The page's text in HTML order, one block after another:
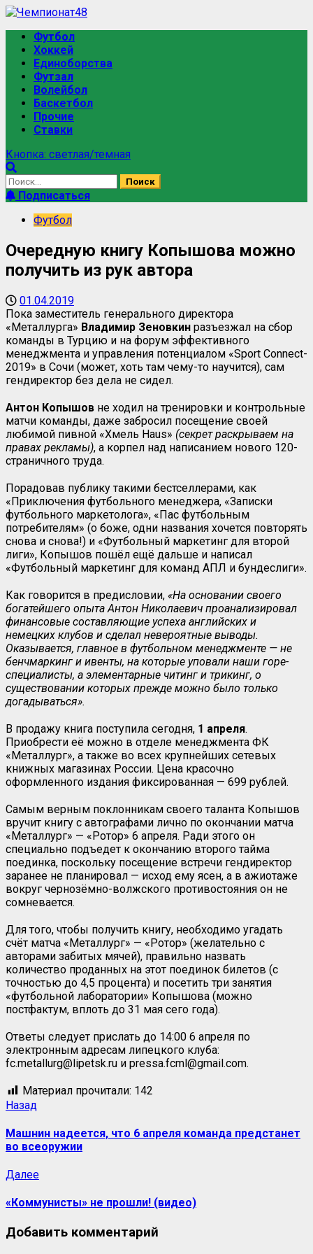
Футбол
Хоккей
Единоборства
Футзал
Волейбол
Баскетбол
Прочие
Ставки
Кнопка: светлая/темная
Подписаться
Футбол
Очередную книгу Копышова можно
получить из рук автора
01.04.2019
Пока заместитель генерального директора
«Металлурга» Владимир Зеновкин разъезжал на сбор
команды в Турцию и на форум эффективного
менеджмента и управления потенциалом «Sport Connect-
2019» в Сочи (может, хоть там чему-то научится), сам
гендиректор без дела не сидел.
Антон Копышов не ходил на тренировки и контрольные
матчи команды, даже забросил посещение своей
любимой пивной «Хмель Haus» (секрет раскрываем на
правах рекламы), а корпел над написанием нового 120-
страничного труда.
Порадовав публику такими бестселлерами, как
«Приключения футбольного менеджера, «Записки
футбольного маркетолога», «Пас футбольным
потребителям» (о боже, одни названия хочется повторять
снова и снова!) и «Футбольный маркетинг для второй
лиги», Копышов пошёл ещё дальше и написал
«Футбольный маркетинг для команд АПЛ и бундеслиги».
Как говорится в предисловии, «На основании своего
богатейшего опыта Антон Николаевич проанализировал
финансовые составляющие успеха английских и
немецких клубов и сделал невероятные выводы.
Оказывается, главное в футбольном менеджменте — не
бенчмаркинг и ивенты, на которые уповали наши горе-
специалисты, а элементарные читинг и трикинг, о
существовании которых прежде можно было только
догадываться».
В продажу книга поступила сегодня, 1 апреля.
Приобрести её можно в отделе менеджмента ФК
«Металлург», а также во всех крупнейших сетевых
книжных магазинах России. Цена красочно
оформленного издания фиксированная — 699 рублей.
Самым верным поклонникам своего таланта Копышов
вручит книгу с автографами лично по окончании матча
«Металлург» — «Ротор» 6 апреля. Ради этого он
специально подъедет к окончанию второго тайма
поединка, поскольку посещение встречи гендиректор
заранее не планировал — исход ему ясен, а в ажиотаже
вокруг чернозёмно-волжского противостояния он не
сомневается.
Для того, чтобы получить книгу, необходимо угадать
счёт матча «Металлург» — «Ротор» (желательно с
авторами забитых мячей), правильно назвать
количество проданных на этот поединок билетов (с
точностью до 4,5 процента) и посетить три занятия
«футбольной лаборатории» Копышова (можно
постфактум, вплоть до 31 мая сего года).
Ответы следует прислать до 14:00 6 апреля по
электронным адресам липецкого клуба:
fc.metallurg@lipetsk.ru и pressa.fcml@gmail.com.
Материал прочитали: 142
Назад
Машнин надеется, что 6 апреля команда предстанет
во всеоружии
Далее
«Коммунисты» не прошли! (видео)
Добавить комментарий